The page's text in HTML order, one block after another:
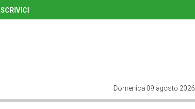
SCRIVICI
Domenica 09 agosto 2026